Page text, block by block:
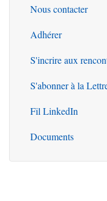
Outils
Nous contacter
Adhérer
S'incrire aux
S'abonner à la
Fil LinkedIn
Documents